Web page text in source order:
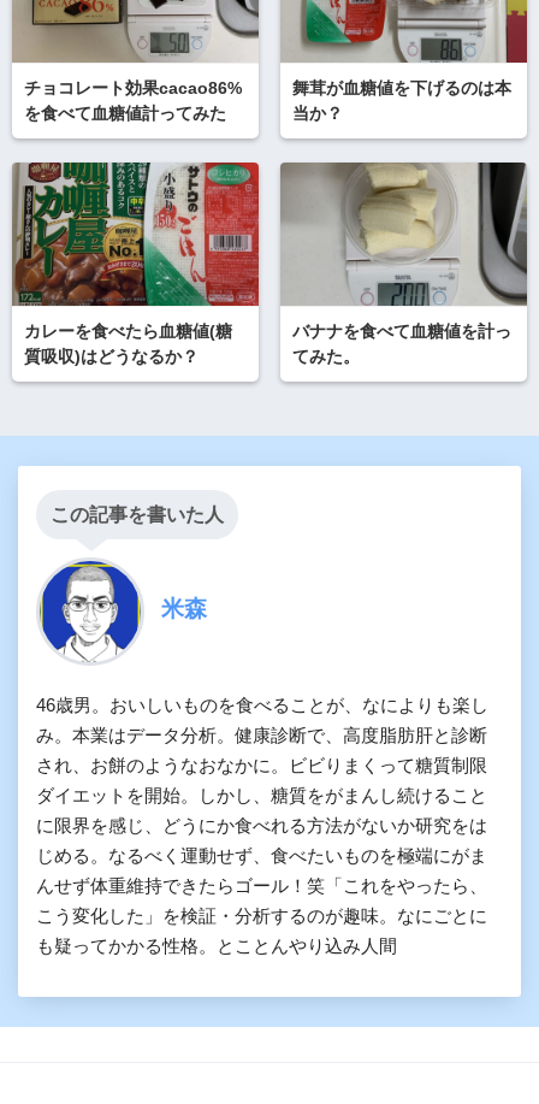
チョコレート効果cacao86%
を食べて血糖値計ってみた
舞茸が血糖値を下げるのは本
当か？
カレーを食べたら血糖値(糖
質吸収)はどうなるか？
バナナを食べて血糖値を計っ
てみた。
この記事を書いた人
米森
46歳男。おいしいものを食べることが、なによりも楽し
み。本業はデータ分析。健康診断で、高度脂肪肝と診断
され、お餅のようなおなかに。ビビりまくって糖質制限
ダイエットを開始。しかし、糖質をがまんし続けること
に限界を感じ、どうにか食べれる方法がないか研究をは
じめる。なるべく運動せず、食べたいものを極端にがま
んせず体重維持できたらゴール！笑「これをやったら、
こう変化した」を検証・分析するのが趣味。なにごとに
も疑ってかかる性格。とことんやり込み人間